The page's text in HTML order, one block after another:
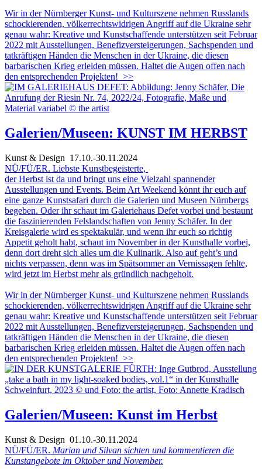
Wir in der Nürnberger Kunst- und Kulturszene nehmen Russlands
schockierenden, völkerrechtswidrigen Angriff auf die Ukraine sehr
genau wahr: Kreative und Kunstschaffende unterstützen seit Februar
2022 mit Ausstellungen, Benefizversteigerungen, Sachspenden und
tatkräftigen Händen die Menschen in der Ukraine, die diesen
barbarischen Krieg erleiden müssen. Haltet die Augen offen nach
den entsprechenden Projekten! >>
Galerien/Museen: KUNST IM HERBST
Kunst & Design 17.10.-30.11.2024
NÜ/FÜ/ER. Liebste Kunstbegeisterte,
der Herbst ist da und bringt uns eine Vielzahl spannender
Ausstellungen und Events. Beim Art Weekend könnt ihr euch auf
eine ganze Kunstsafari durch die Galerien und Museen Nürnbergs
begeben. Oder ihr schaut im Galeriehaus Defet vorbei und bestaunt
die faszinierenden Felslandschaften von Jenny Schäfer. In der
Kreisgalerie wird es spektakulär, und wenn ihr euch so richtig
Appetit geholt habt, schaut im November in der Kunsthalle vorbei,
denn dort dreht sich alles um die Kulinarik. Also auf geht’s und
nichts verpassen, denn was im Spätsommer an Vernissagen fehlte,
wird jetzt im Herbst mehr als gründlich nachgeholt.
Wir in der Nürnberger Kunst- und Kulturszene nehmen Russlands
schockierenden, völkerrechtswidrigen Angriff auf die Ukraine sehr
genau wahr: Kreative und Kunstschaffende unterstützen seit Februar
2022 mit Ausstellungen, Benefizversteigerungen, Sachspenden und
tatkräftigen Händen die Menschen in der Ukraine, die diesen
barbarischen Krieg erleiden müssen. Haltet die Augen offen nach
den entsprechenden Projekten! >>
Galerien/Museen: Kunst im Herbst
Kunst & Design 01.10.-30.11.2024
NÜ/FÜ/ER. Marian und Silvan sichten und kommentieren die
Kunstangebote im Oktober und November.